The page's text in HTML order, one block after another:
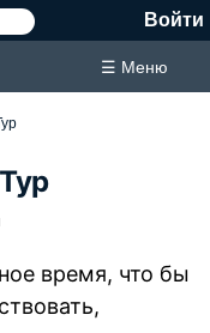
Войти
☰ Меню
время, что бы